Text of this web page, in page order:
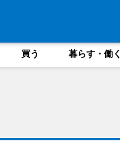
買う 暮らす・働く